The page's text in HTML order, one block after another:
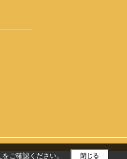
をご確認ください。 閉じる